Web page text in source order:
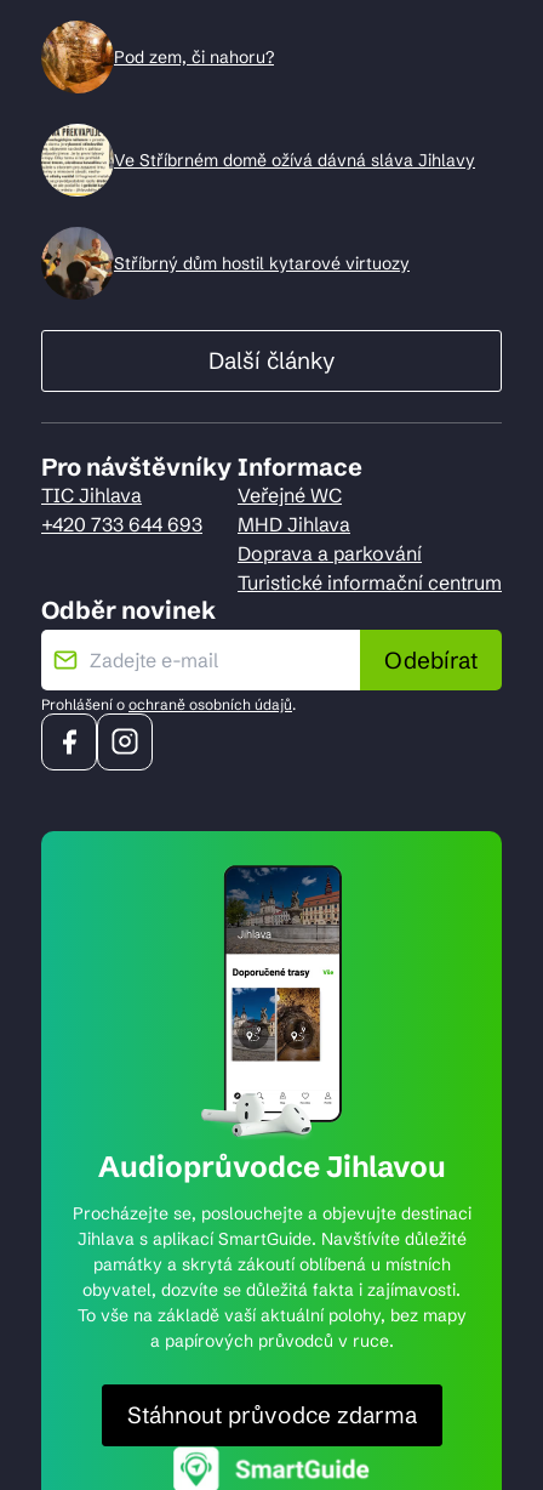
Pod zem, či nahoru?
Ve Stříbrném domě ožívá dávná sláva Jihlavy
Stříbrný dům hostil kytarové virtuozy
Další články
Pro návštěvníky
TIC Jihlava
+420 733 644 693
Informace
Veřejné WC
MHD Jihlava
Doprava a parkování
Turistické informační centrum
Odběr novinek
Odebírat
Prohlášení o ochraně osobních údajů.
Audioprůvodce Jihlavou
Procházejte se, poslouchejte a objevujte destinaci
Jihlava s aplikací SmartGuide. Navštívíte důležité
památky a skrytá zákoutí oblíbená u místních
obyvatel, dozvíte se důležitá fakta i zajímavosti.
To vše na základě vaší aktuální polohy, bez mapy
a papírových průvodců v ruce.
Stáhnout průvodce zdarma